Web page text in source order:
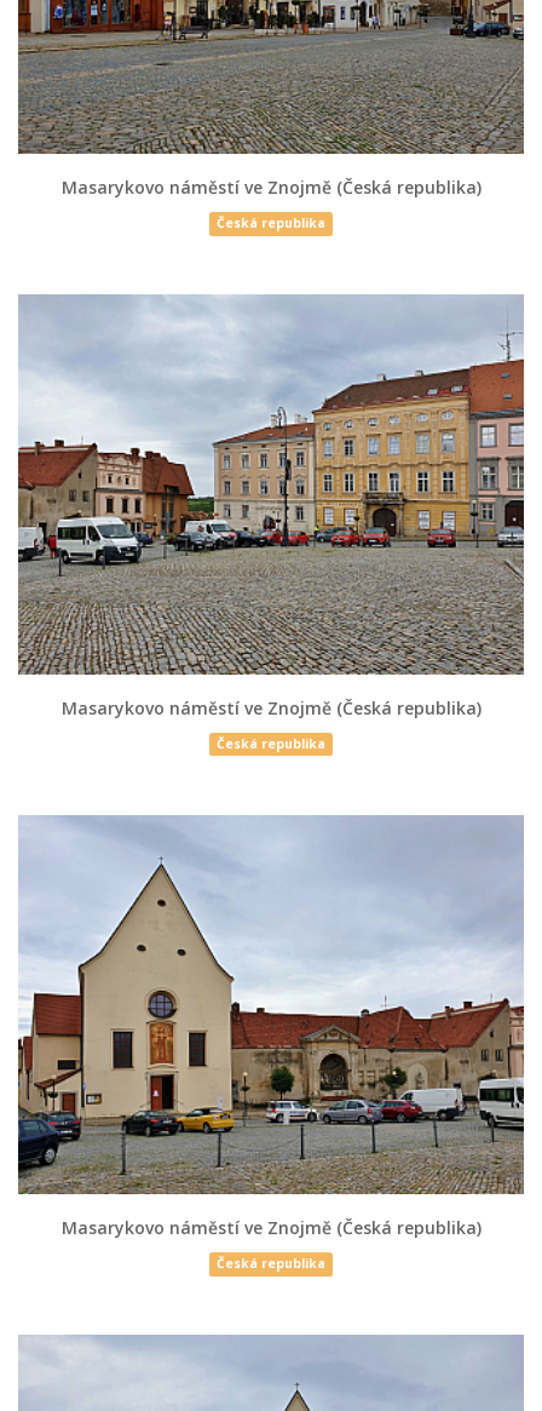
Masarykovo náměstí ve Znojmě (Česká republika)
Česká republika
Masarykovo náměstí ve Znojmě (Česká republika)
Česká republika
Masarykovo náměstí ve Znojmě (Česká republika)
Česká republika